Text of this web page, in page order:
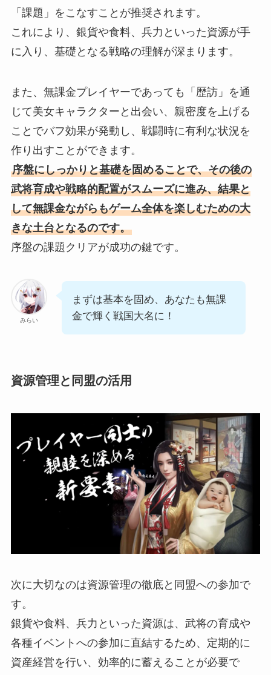
「課題」をこなすことが推奨されます。
これにより、銀貨や食料、兵力といった資源が手
に入り、基礎となる戦略の理解が深まります。
また、無課金プレイヤーであっても「歴訪」を通
じて美女キャラクターと出会い、親密度を上げる
ことでバフ効果が発動し、戦闘時に有利な状況を
作り出すことができます。
序盤にしっかりと基礎を固めることで、その後の
武将育成や戦略的配置がスムーズに進み、結果と
して無課金ながらもゲーム全体を楽しむための大
きな土台となるのです。
序盤の課題クリアが成功の鍵です。
みらい
まずは基本を固め、あなたも無課
金で輝く戦国大名に！
資源管理と同盟の活用
次に大切なのは資源管理の徹底と同盟への参加で
す。
銀貨や食料、兵力といった資源は、武将の育成や
各種イベントへの参加に直結するため、定期的に
資産経営を行い、効率的に蓄えることが必要で